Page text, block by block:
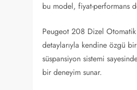
bu model, fiyat-performans
Peugeot 208 Dizel Otomatik
detaylarıyla kendine özgü
süspansiyon sistemi
bir deneyim sunar.